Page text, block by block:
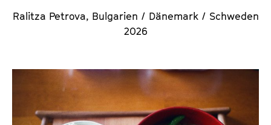
Ralitza Petrova, Bulgarien / Dänemark / Schweden
2026